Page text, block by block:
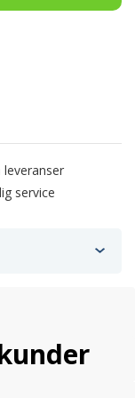
leveranser
service